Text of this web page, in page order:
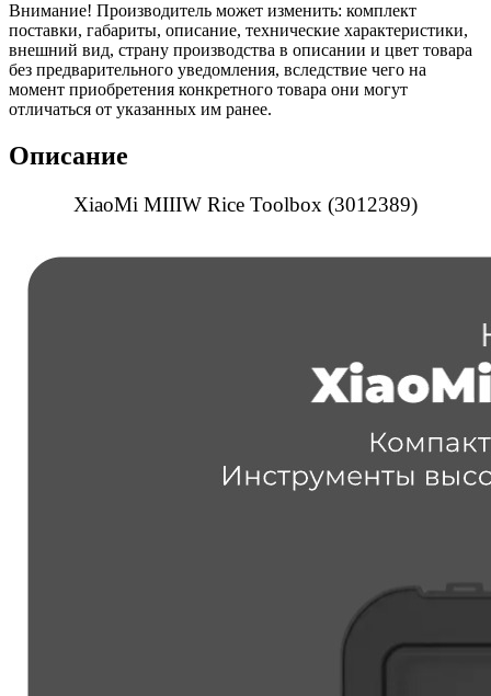
Внимание! Производитель может изменить: комплект
поставки, габариты, описание, технические характеристики,
внешний вид, страну производства в описании и цвет товара
без предварительного уведомления, вследствие чего на
момент приобретения конкретного товара они могут
отличаться от указанных им ранее.
Описание
XiaoMi MIIIW Rice Toolbox (3012389)